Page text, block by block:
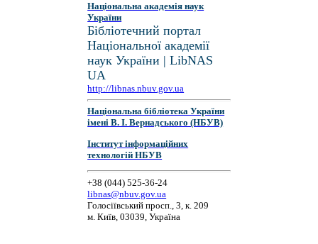
Національна академія наук
України
Бібліотечний портал
Національної академії
наук України | LibNAS
UA
http://libnas.nbuv.gov.ua
Національна бібліотека України
імені В. І. Вернадського (НБУВ)
Інститут інформаційних
технологій НБУВ
+38 (044) 525-36-24
libnas@nbuv.gov.ua
Голосіївський просп., 3, к. 209
м. Київ, 03039, Україна